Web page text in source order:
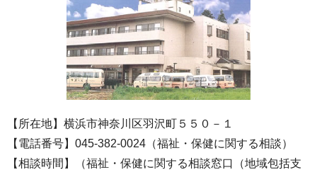
【所在地】横浜市神奈川区羽沢町５５０－１
【電話番号】045-382-0024（福祉・保健に関する相談）
【相談時間】（福祉・保健に関する相談窓口（地域包括支